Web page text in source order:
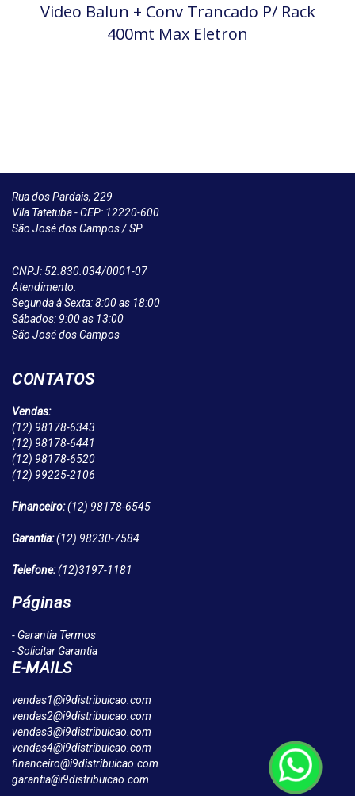
Video Balun + Conv Trancado P/ Rack
400mt Max Eletron
Rua dos Pardais, 229
Vila Tatetuba - CEP: 12220-600
São José dos Campos / SP
CNPJ: 52.830.034/0001-07
Atendimento:
Segunda à Sexta: 8:00 as 18:00
Sábados: 9:00 as 13:00
São José dos Campos
CONTATOS
Vendas:
(12) 98178-6343
(12) 98178-6441
(12) 98178-6520
(12) 99225-2106
Financeiro:(12) 98178-6545
Garantia:(12) 98230-7584
Telefone:(12)3197-1181
Páginas
- Garantia Termos
- Solicitar Garantia
E-MAILS
vendas1@i9distribuicao.com
vendas2@i9distribuicao.com
vendas3@i9distribuicao.com
vendas4@i9distribuicao.com
financeiro@i9distribuicao.com
garantia@i9distribuicao.com